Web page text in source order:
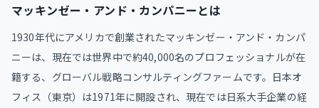
マッキンゼー・アンド・カンパニーとは
1930年代にアメリカで創業されたマッキンゼー・アンド・カンパ
ニーは、現在では世界中で約40,000名のプロフェッショナルが在
籍する、グローバル戦略コンサルティングファームです。日本オ
フィス（東京）は1971年に開設され、現在では日系大手企業の経